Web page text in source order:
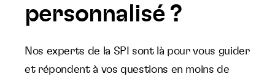
personnalisé ?
Nos experts de la SPI sont là pour vous guider
et répondent à vos questions en moins de